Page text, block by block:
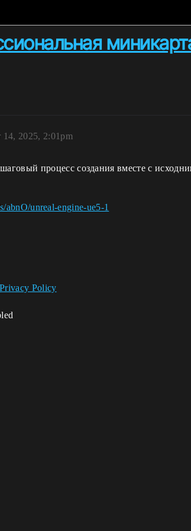
14, 2025, 2:01pm
процесс создания вместе с
abnO/unreal-engine-ue5-1
Privacy Policy